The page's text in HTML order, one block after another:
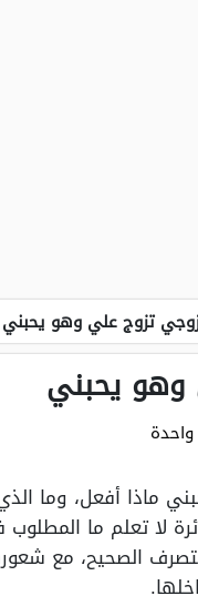
تزوج علي وهو يحبني
يحبني
ماذا أفعل، وما
لا تعلم ما
الصحيح، مع